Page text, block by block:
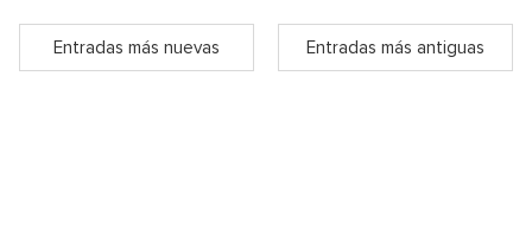
Entradas más nuevas Entradas más antiguas